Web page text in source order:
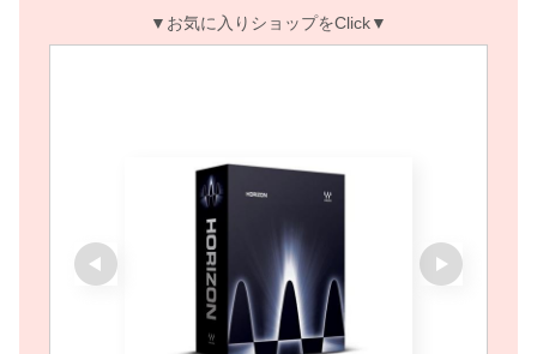
▼お気に入りショップをClick▼